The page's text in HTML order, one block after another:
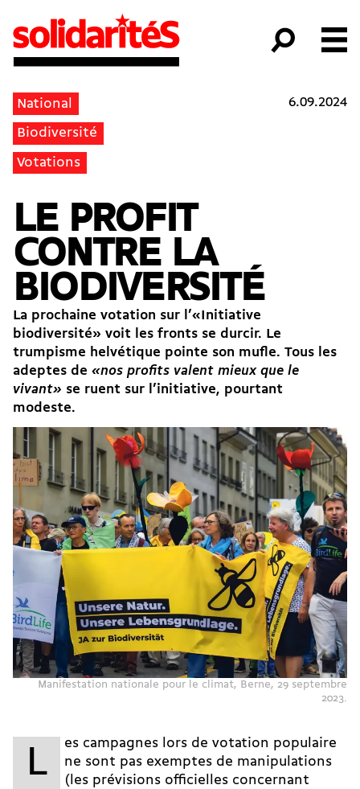
National
Biodiversité
Votations
6.09.2024
LE PROFIT
CONTRE LA
BIODIVERSITÉ
La prochaine votation sur l’«Initiative
biodiversité» voit les fronts se durcir. Le
trumpisme helvétique pointe son mufle. Tous les
adeptes de «nos profits valent mieux que le
vivant» se ruent sur l’initiative, pourtant
modeste.
Manifestation nationale pour le climat, Berne, 29 septembre
2023.
L
es campagnes lors de votation populaire
ne sont pas exemptes de manipulations
(les prévisions officielles concernant